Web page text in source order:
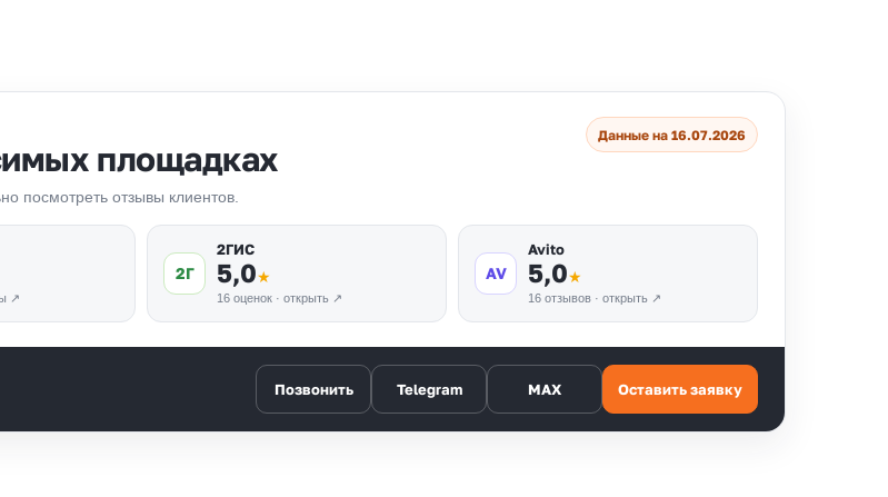
площадках
посмотреть отзывы клиентов.
Данные на 16.07.2026
↗
2Г
2ГИС
5,0★
16 оценок · открыть ↗
AV
Avito
5,0★
16 отзывов · открыть ↗
Позвонить Telegram MAX Оставить заявку